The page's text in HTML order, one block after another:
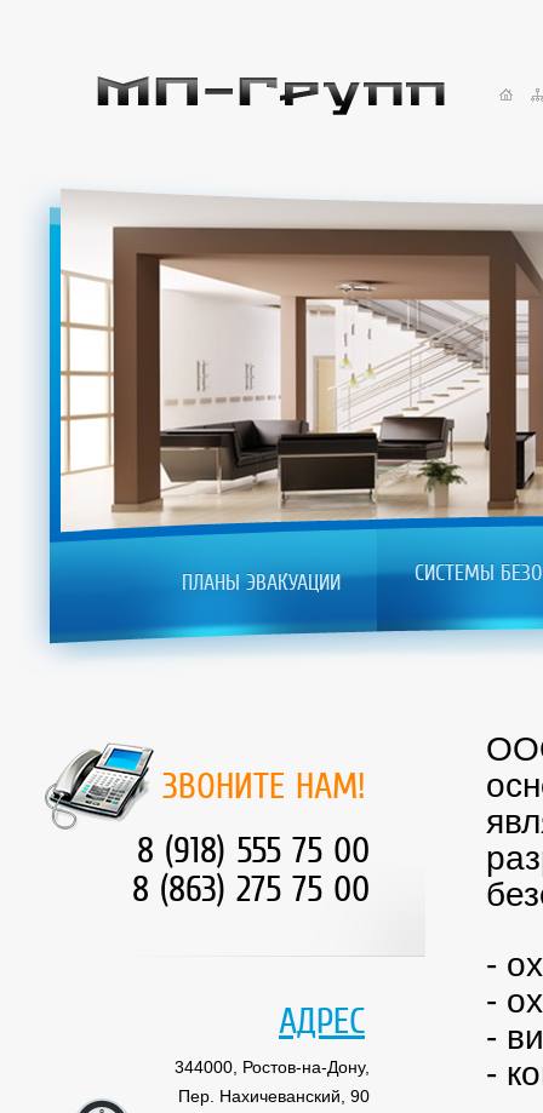
ПЛАНЫ ЭВАКУАЦИИ СИСТЕМЫ
ЗВОНИТЕ НАМ!
8 (918) 555 75 00
8 (863) 275 75 00
АДРЕС
344000, Ростов-на-Дону,
Пер. Нахичеванский, 90
-
-
-
-